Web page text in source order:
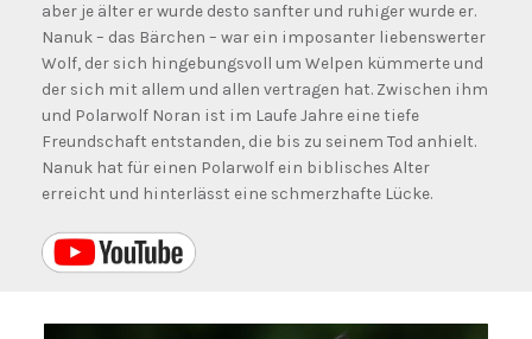
aber je älter er wurde desto sanfter und ruhiger wurde er.
Nanuk – das Bärchen – war ein imposanter liebenswerter
Wolf, der sich hingebungsvoll um Welpen kümmerte und
der sich mit allem und allen vertragen hat. Zwischen ihm
und Polarwolf Noran ist im Laufe Jahre eine tiefe
Freundschaft entstanden, die bis zu seinem Tod anhielt.
Nanuk hat für einen Polarwolf ein biblisches Alter
erreicht und hinterlässt eine schmerzhafte Lücke.